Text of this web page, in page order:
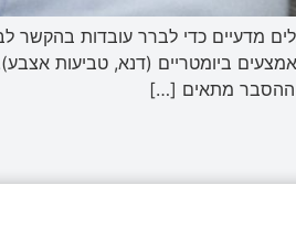
מדעיים כדי לברר עובדות בהקשר
ביומטריים (דנא, טביעות
ההסבר מתאים […]